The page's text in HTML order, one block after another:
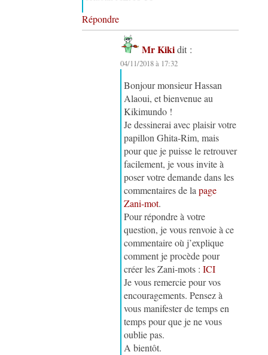
Répondre
Mr Kiki dit :
04/11/2018 à 17:32
Bonjour monsieur Hassan
Alaoui, et bienvenue au
Kikimundo !
Je dessinerai avec plaisir votre
papillon Ghita-Rim, mais
pour que je puisse le retrouver
facilement, je vous invite à
poser votre demande dans les
commentaires de lapage
Zani-mot.
Pour répondre à votre
question, je vous renvoie à ce
commentaire où j’explique
comment je procède pour
créer les Zani-mots :ICI
Je vous remercie pour vos
encouragements. Pensez à
vous manifester de temps en
temps pour que je ne vous
oublie pas.
A bientôt.